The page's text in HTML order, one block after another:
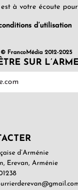
est à votre écoute
d’utilisation
FrancoMédia 2012-2025
SUR
d’Arménie
Erevan, Arménie